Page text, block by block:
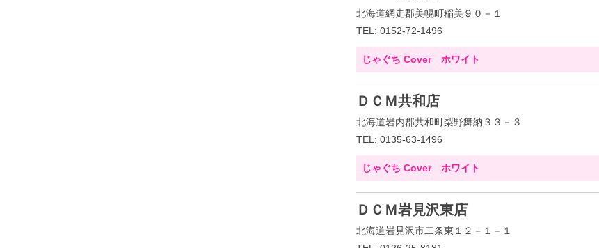
北海道網走郡美幌町稲美９０－１
TEL: 0152-72-1496
じゃぐち Cover ホワイト
ＤＣＭ共和店
北海道岩内郡共和町梨野舞納３３－３
TEL: 0135-63-1496
じゃぐち Cover ホワイト
ＤＣＭ岩見沢東店
北海道岩見沢市二条東１２－１－１